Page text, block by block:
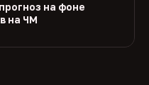
на фоне
на ЧМ